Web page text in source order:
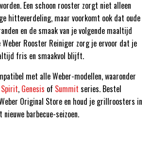
Een schoon rooster zorgt niet alleen
hitteverdeling, maar voorkomt ook dat oude
en de smaak van je volgende maaltijd
Weber Rooster Reiniger zorg je ervoor dat je
fris en smaakvol blijft.
met alle Weber-modellen, waaronder
Spirit, Genesis of Summit series. Bestel
Original Store en houd je grillroosters in
barbecue-seizoen.